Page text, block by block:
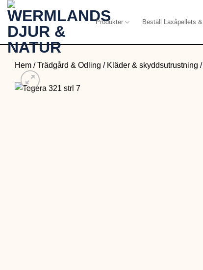
Skip
content
Produkter Beställ Laxåpellets
Hem /Trädgård & Odling / Kläder & skyddsutrustning /